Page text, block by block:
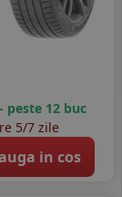
peste 12 buc
5/7 zile
in cos